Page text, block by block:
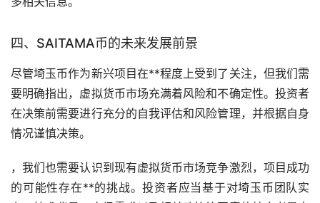
四、SAITAMA币的未来发展前景
尽管埼玉币作为新兴项目在**程度上受到了关注，但我们需
要明确指出，虚拟货币市场充满着风险和不确定性。投资者
在决策前需要进行充分的自我评估和风险管理，并根据自身
情况谨慎决策。
，我们也需要认识到现有虚拟货币市场竞争激烈，项目成功
的可能性存在**的挑战。投资者应当基于对埼玉币团队实